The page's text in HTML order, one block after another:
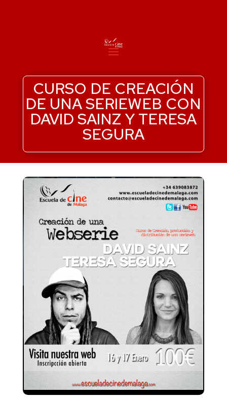
CURSO DE CREACIÓN
DE UNA SERIEWEB CON
DAVID SAINZ Y TERESA
SEGURA